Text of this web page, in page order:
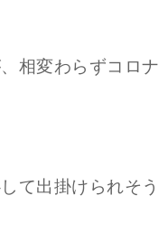
相変わらずコロナ
て出掛けられそう